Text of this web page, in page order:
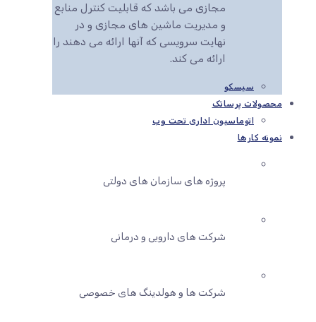
مجازی می باشد که قابلیت کنترل منابع
و مدیریت ماشین های مجازی و در
نهایت سرویسی که آنها ارائه می دهند را
ارائه می کند.
سیسکو
محصولات پرساتک
اتوماسیون اداری تحت وب
نمونه کارها
پروژه های سازمان های دولتی
شرکت های دارویی و درمانی
شرکت ها و هولدینگ های خصوصی